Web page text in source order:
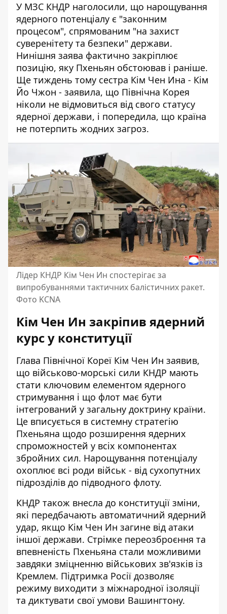
У МЗС КНДР наголосили, що нарощування
ядерного потенціалу є "законним
процесом", спрямованим "на захист
суверенітету та безпеки" держави.
Нинішня заява фактично закріплює
позицію, яку Пхеньян обстоював і раніше.
Ще тиждень тому сестра Кім Чен Ина - Кім
Йо Чжон - заявила, що Північна Корея
ніколи не відмовиться від свого статусу
ядерної держави, і попередила, що країна
не потерпить жодних загроз.
Лідер КНДР Кім Чен Ин спостерігає за
випробуваннями тактичних балістичних ракет.
Фото KCNA
Кім Чен Ин закріпив ядерний
курс у конституції
Глава Північної Кореї Кім Чен Ин заявив,
що військово-морські сили КНДР мають
стати ключовим елементом ядерного
стримування і що флот має бути
інтегрований у загальну доктрину країни.
Це вписується в системну стратегію
Пхеньяна щодо розширення ядерних
спроможностей у всіх компонентах
збройних сил. Нарощування потенціалу
охоплює всі роди військ - від сухопутних
підрозділів до підводного флоту.
КНДР також внесла до конституції зміни,
які передбачають автоматичний ядерний
удар, якщо Кім Чен Ин загине від атаки
іншої держави. Стрімке переозброєння та
впевненість Пхеньяна стали можливими
завдяки зміцненню військових зв'язків із
Кремлем. Підтримка Росії дозволяє
режиму виходити з міжнародної ізоляції
та диктувати свої умови Вашингтону.